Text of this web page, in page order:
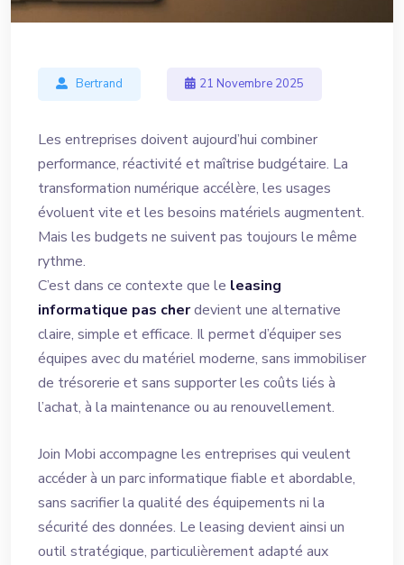
Bertrand 21 Novembre 2025
Les entreprises doivent aujourd’hui combiner
performance, réactivité et maîtrise budgétaire. La
transformation numérique accélère, les usages
évoluent vite et les besoins matériels augmentent.
Mais les budgets ne suivent pas toujours le même
rythme.
C’est dans ce contexte que le leasing
informatique pas cherdevient une alternative
claire, simple et efficace. Il permet d’équiper ses
équipes avec du matériel moderne, sans immobiliser
de trésorerie et sans supporter les coûts liés à
l’achat, à la maintenance ou au renouvellement.
Join Mobi accompagne les entreprises qui veulent
accéder à un parc informatique fiable et abordable,
sans sacrifier la qualité des équipements ni la
sécurité des données. Le leasing devient ainsi un
outil stratégique, particulièrement adapté aux